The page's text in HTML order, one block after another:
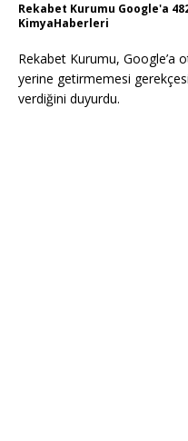
Rekabet Kurumu Google'a
KimyaHaberleri
Rekabet Kurumu, Google’a
yerine getirmemesi
verdiğini duyurdu.